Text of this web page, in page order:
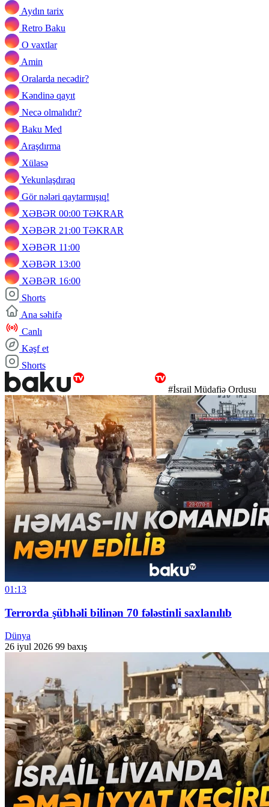
Aydın tarix
Retro Baku
O vaxtlar
Amin
Oralarda necədir?
Kəndinə qayıt
Necə olmalıdır?
Baku Med
Araşdırma
Xülasə
Yekunlaşdıraq
Gör nələri qaytarmışıq!
XƏBƏR 00:00 TƏKRAR
XƏBƏR 21:00 TƏKRAR
XƏBƏR 11:00
XƏBƏR 13:00
XƏBƏR 16:00
Shorts
Ana səhifə
Canlı
Kəşf et
Shorts
#İsrail Müdafiə Ordusu
01:13
Terrorda şübhəli bilinən 70 fələstinli saxlanılıb
Dünya
26 iyul 2026 99 baxış